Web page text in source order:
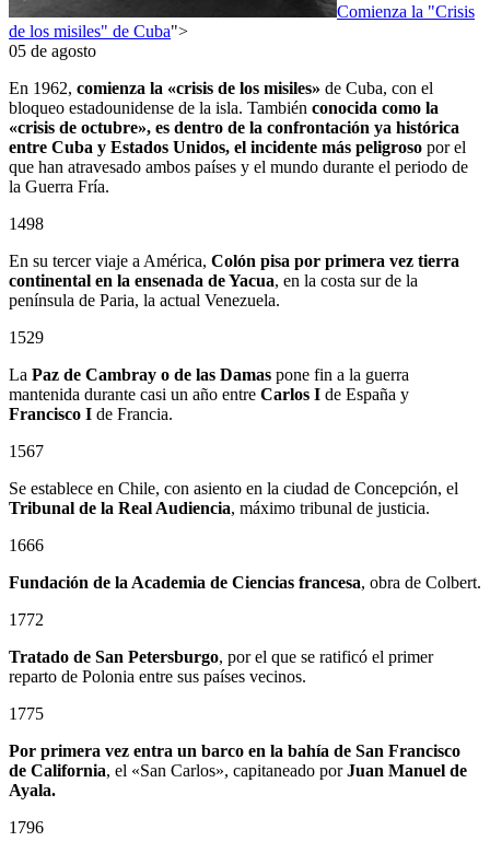
Comienza la "Crisis
de los misiles" de Cuba">
05 de agosto
En 1962, comienza la «crisis de los misiles» de Cuba, con el
bloqueo estadounidense de la isla. También conocida como la
«crisis de octubre», es dentro de la confrontación ya histórica
entre Cuba y Estados Unidos, el incidente más peligroso por el
que han atravesado ambos países y el mundo durante el periodo de
la Guerra Fría.
1498
En su tercer viaje a América, Colón pisa por primera vez tierra
continental en la ensenada de Yacua, en la costa sur de la
península de Paria, la actual Venezuela.
1529
La Paz de Cambray o de las Damas pone fin a la guerra
mantenida durante casi un año entre Carlos I de España y
Francisco I de Francia.
1567
Se establece en Chile, con asiento en la ciudad de Concepción, el
Tribunal de la Real Audiencia, máximo tribunal de justicia.
1666
Fundación de la Academia de Ciencias francesa, obra de Colbert.
1772
Tratado de San Petersburgo, por el que se ratificó el primer
reparto de Polonia entre sus países vecinos.
1775
Por primera vez entra un barco en la bahía de San Francisco
de California, el «San Carlos», capitaneado porJuan Manuel de
Ayala.
1796